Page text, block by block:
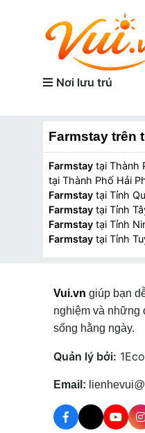
Nơi lưu trú
Farmstay trên
Farmstay tại Thành
tại Thành Phố Hải
Farmstay tại Tỉnh
Farmstay tại Tỉnh
Farmstay tại Tỉnh
Farmstay tại Tỉnh
Vui.vn giúp bạn
nghiệm và những
sống hằng ngày.
Quản lý bởi:
Email: